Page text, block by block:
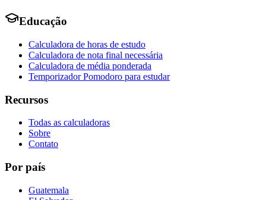
Educação
Calculadora de horas de estudo
Calculadora de nota final necessária
Calculadora de média ponderada
Temporizador Pomodoro para estudar
Recursos
Todas as calculadoras
Sobre
Contato
Por país
Guatemala